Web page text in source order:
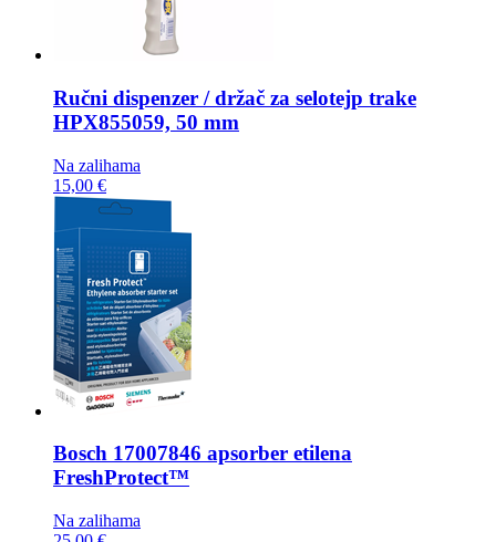
Ručni dispenzer / držač za selotejp trake
HPX855059, 50 mm
Na zalihama
15,00 €
Bosch 17007846 apsorber etilena
FreshProtect™
Na zalihama